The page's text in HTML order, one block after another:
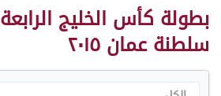
بطولة كأس الخليج الرابعة
سلطنة عمان ٢٠١٥
الكل